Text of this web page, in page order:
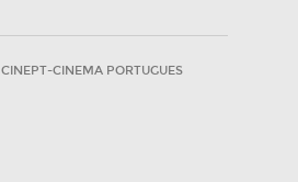
CINEPT-CINEMA PORTUGUES